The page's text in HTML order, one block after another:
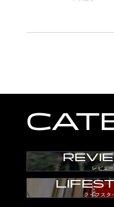
レビュー
ライフスタ